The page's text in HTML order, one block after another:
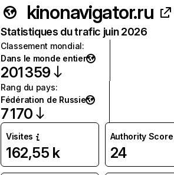
kinonavigator.ru
Statistiques du trafic juin 2026
Classement mondial:
Dans le monde entier
201 359
Rang du pays:
Fédération de Russie
7 170
Visites
162,55 k
Authority Score
24